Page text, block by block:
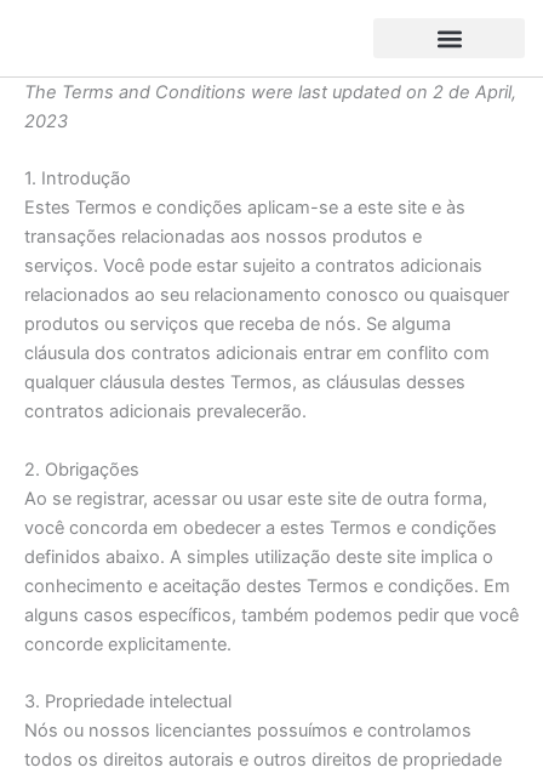
content
The Terms and Conditions were last updated on 2 de April,
2023
1. Introdução
Estes Termos e condições aplicam-se a este site e às
transações relacionadas aos nossos produtos e
serviços. Você pode estar sujeito a contratos adicionais
relacionados ao seu relacionamento conosco ou quaisquer
produtos ou serviços que receba de nós. Se alguma
cláusula dos contratos adicionais entrar em conflito com
qualquer cláusula destes Termos, as cláusulas desses
contratos adicionais prevalecerão.
2. Obrigações
Ao se registrar, acessar ou usar este site de outra forma,
você concorda em obedecer a estes Termos e condições
definidos abaixo. A simples utilização deste site implica o
conhecimento e aceitação destes Termos e condições. Em
alguns casos específicos, também podemos pedir que você
concorde explicitamente.
3. Propriedade intelectual
Nós ou nossos licenciantes possuímos e controlamos
todos os direitos autorais e outros direitos de propriedade